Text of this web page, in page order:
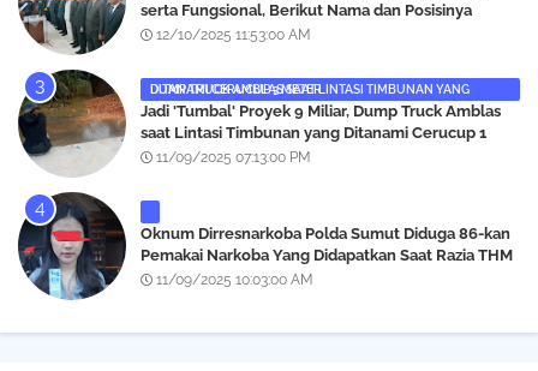
serta Fungsional, Berikut Nama dan Posisinya
12/10/2025 11:53:00 AM
DUMP TRUCK AMBLAS SAAT LINTASI TIMBUNAN YANG DITANAMI CERUCUP 3 METER
‎Jadi 'Tumbal' Proyek 9 Miliar, Dump Truck Amblas
saat Lintasi Timbunan yang Ditanami Cerucup 1
Meter
11/09/2025 07:13:00 PM
Oknum Dirresnarkoba Polda Sumut Diduga 86-kan
Pemakai Narkoba Yang Didapatkan Saat Razia THM
Black Owl, Propam Diminta Bertindak
11/09/2025 10:03:00 AM